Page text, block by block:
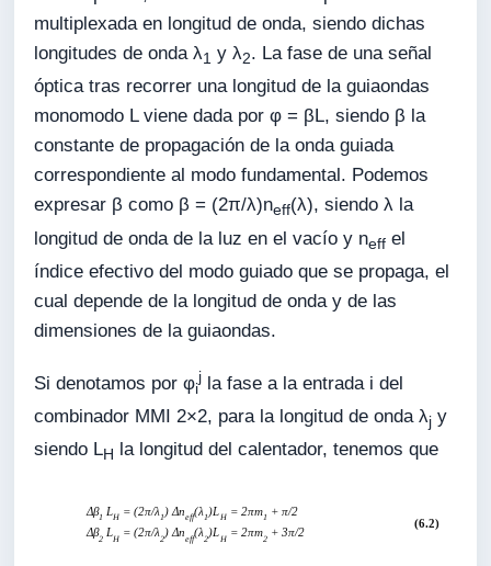
multiplexada en longitud de onda, siendo dichas
longitudes de onda λ1 y λ2. La fase de una señal
óptica tras recorrer una longitud de la guiaondas
monomodo L viene dada por φ = βL, siendo β la
constante de propagación de la onda guiada
correspondiente al modo fundamental. Podemos
expresar β como β = (2π/λ)neff(λ), siendo λ la
longitud de onda de la luz en el vacío y neff el
índice efectivo del modo guiado que se propaga, el
cual depende de la longitud de onda y de las
dimensiones de la guiaondas.
Si denotamos por φi
j la fase a la entrada i del
combinador MMI 2×2, para la longitud de onda λj y
siendo LH la longitud del calentador, tenemos que